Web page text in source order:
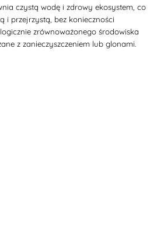
czystą wodę i zdrowy ekosystem, co
i przejrzystą, bez konieczności
zrównoważonego środowiska
z zanieczyszczeniem lub glonami.